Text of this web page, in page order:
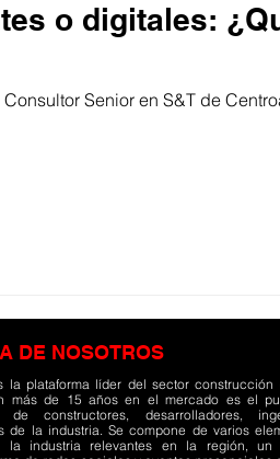
o digitales:
Senior en S&T de
la plataforma líder del sector
más de 15 años en el mercado es el
de constructores, desarrolladores,
de la industria. Se compone de varios
la industria relevantes en la región, un
DE NOSOTROS